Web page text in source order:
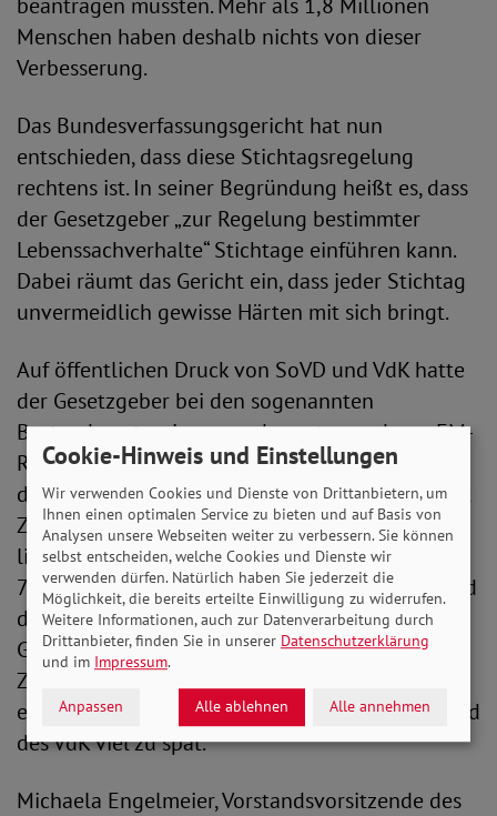
Menschen haben deshalb nichts von dieser
Verbesserung.
Das Bundesverfassungsgericht hat nun
entschieden, dass diese Stichtagsregelung
rechtens ist. In seiner Begründung heißt es, dass
der Gesetzgeber „zur Regelung bestimmter
Lebenssachverhalte“ Stichtage einführen kann.
Dabei räumt das Gericht ein, dass jeder Stichtag
unvermeidlich gewisse Härten mit sich bringt.
Auf öffentlichen Druck von SoVD und VdK hatte
der Gesetzgeber bei den sogenannten
Bestandsrentnerinnen und –rentnern, deren EM-
Rentenbeginn zwischen dem 1. Januar 2001 und
dem 31. Dezember 2018 lag, in der Zwischenzeit
Zuschläge beschlossen. Je nach Rentenbeginn
liegen diese Zuschläge bei 4,5 beziehungsweise
7,5 Prozent. Nach Ansicht von SoVD und VdK sind
diese jedoch zu niedrig und stellen keine
Gleichbehandlung mit Neurentnern her. Die
Zuschläge werden außerdem erst zum Juli 2024
eingeführt und damit nach Ansicht des SoVD und
des VdK viel zu spät.
Michaela Engelmeier, Vorstandsvorsitzende des
Cookie-Hinweis und Einstellungen
Wir verwenden Cookies und Dienste von Drittanbietern, um
Ihnen einen optimalen Service zu bieten und auf Basis von
Analysen unsere Webseiten weiter zu verbessern. Sie können
selbst entscheiden, welche Cookies und Dienste wir
verwenden dürfen. Natürlich haben Sie jederzeit die
Möglichkeit, die bereits erteilte Einwilligung zu widerrufen.
Weitere Informationen, auch zur Datenverarbeitung durch
Drittanbieter, finden Sie in unserer Datenschutzerklärung
und im Impressum.
Anpassen Alle ablehnen Alle annehmen